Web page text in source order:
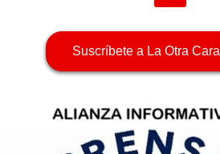
Suscríbete a La Otra Cara